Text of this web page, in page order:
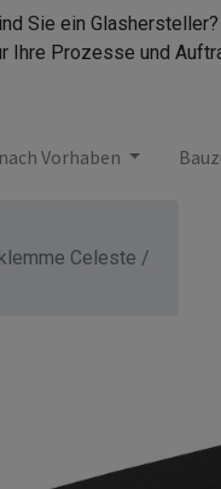
Sie ein
Ihre Prozesse und
Vorhaben
Celeste /